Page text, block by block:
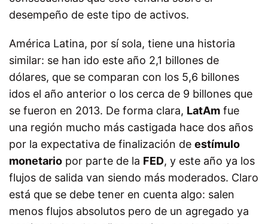
desempeño de este tipo de activos.
América Latina, por sí sola, tiene una historia
similar: se han ido este año 2,1 billones de
dólares, que se comparan con los 5,6 billones
idos el año anterior o los cerca de 9 billones que
se fueron en 2013. De forma clara, LatAm fue
una región mucho más castigada hace dos años
por la expectativa de finalización de estímulo
monetario por parte de la FED, y este año ya los
flujos de salida van siendo más moderados. Claro
está que se debe tener en cuenta algo: salen
menos flujos absolutos pero de un agregado ya